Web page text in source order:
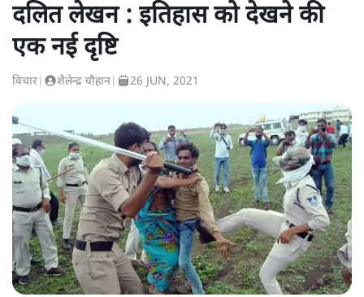
दलित लेखन : इतिहास को देखने की
एक नई दृष्टि
विचार शैलेन्द्र चौहान 26 JUN, 2021